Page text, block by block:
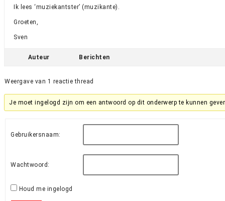
Ik lees ‘muziekantster’ (muzikante).
Groeten,
Sven
Auteur Berichten
Weergave van 1 reactie thread
Je moet ingelogd zijn om een antwoord op dit onderwerp te kunnen
Gebruikersnaam:
Wachtwoord:
Houd me ingelogd